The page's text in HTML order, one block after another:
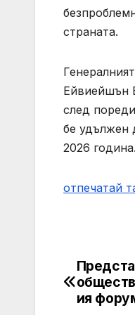
страната.
Ейвиейшън
след
бе удължен
2026 година.
отпечатай
Post
ия